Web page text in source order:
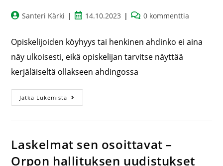
Santeri Kärki 14.10.2023 0 kommenttia
Opiskelijoiden köyhyys tai henkinen ahdinko ei aina
näy ulkoisesti, eikä opiskelijan tarvitse näyttää
kerjäläiseltä ollakseen ahdingossa
Jatka Lukemista
Laskelmat sen osoittavat –
Orpon hallituksen uudistukset